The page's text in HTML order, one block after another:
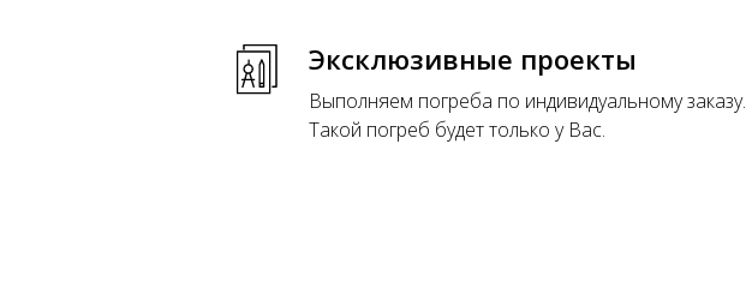
Эксклюзивные проекты
Выполняем погреба по индивидуальному заказу.
Такой погреб будет только у Вас.